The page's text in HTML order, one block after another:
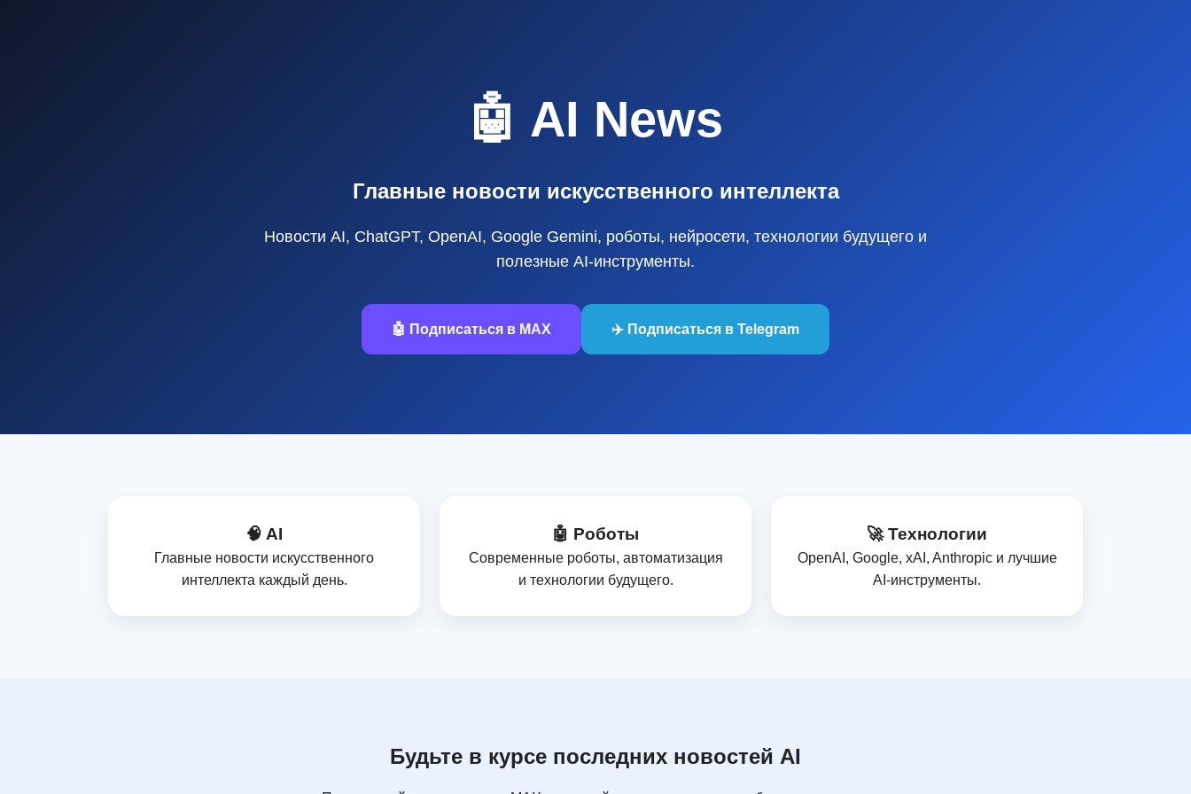
🤖 AI News
Главные новости искусственного интеллекта
Новости AI, ChatGPT, OpenAI, Google Gemini, роботы, нейросети, технологии будущего и
полезные AI‑инструменты.
🤖 Подписаться в MAX ✈️ Подписаться в Telegram
🧠 AI
Главные новости искусственного
интеллекта каждый день.
🤖 Роботы
Современные роботы, автоматизация
и технологии будущего.
🚀 Технологии
OpenAI, Google, xAI, Anthropic и лучшие
AI‑инструменты.
Будьте в курсе последних новостей AI